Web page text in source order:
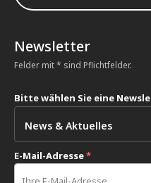
Newsletter
Felder mit * sind Pflichtfelder.
Bitte wählen Sie eine
E-Mail-Adresse*